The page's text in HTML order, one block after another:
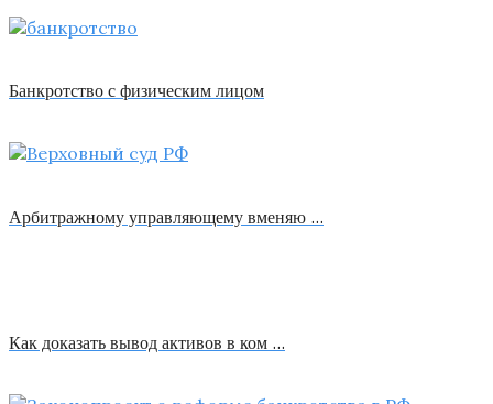
Банкротство с физическим лицом
Арбитражному управляющему вменяю …
Как доказать вывод активов в ком …